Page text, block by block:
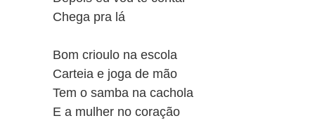
Chega pra lá
Bom crioulo na escola
Carteia e joga de mão
Tem o samba na cachola
E a mulher no coração